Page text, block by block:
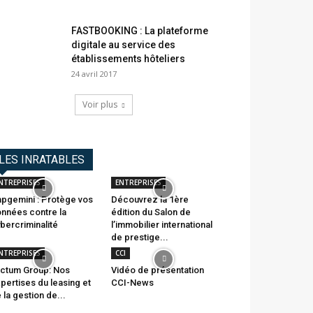
FASTBOOKING : La plateforme
digitale au service des
établissements hôteliers
24 avril 2017
Voir plus
LES INRATABLES
: Protège vos
contre la
ENTREPRISES
Découvrez la 1ère
édition du Salon de
l’immobilier international
de prestige...
Group: Nos
du leasing et
la gestion de...
CCI
Vidéo de présentation
CCI-News